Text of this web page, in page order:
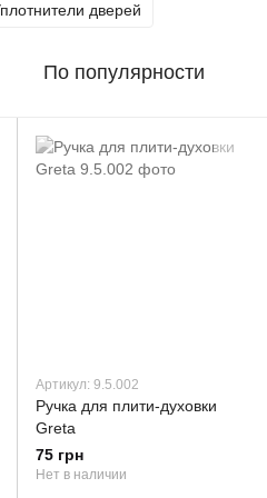
дверей
По популярности
Артикул: 9.5.002
Ручка для плити-духовки
Greta
75 грн
Нет в наличии